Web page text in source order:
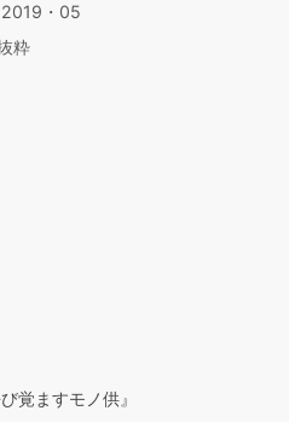
2019・05
粋
覚ますモノ供』